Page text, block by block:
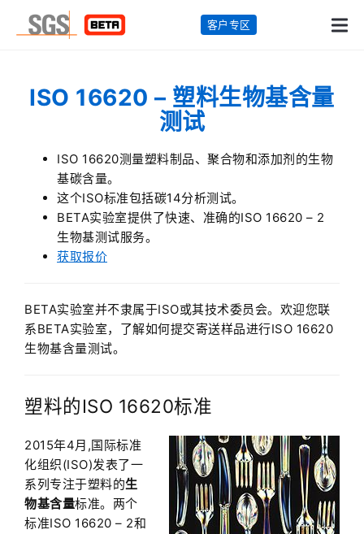
客户专区
ISO 16620 – 塑料生物基含量
测试
ISO 16620测量塑料制品、聚合物和添加剂的生物
基碳含量。
这个ISO标准包括碳14分析测试。
BETA实验室提供了快速、准确的ISO 16620 – 2
生物基测试服务。
获取报价
BETA实验室并不隶属于ISO或其技术委员会。欢迎您联
系BETA实验室，了解如何提交寄送样品进行ISO 16620
生物基含量测试。
塑料的ISO 16620标准
2015年4月,国际标准
化组织(ISO)发表了一
系列专注于塑料的生
物基含量标准。两个
标准ISO 16620 – 2和